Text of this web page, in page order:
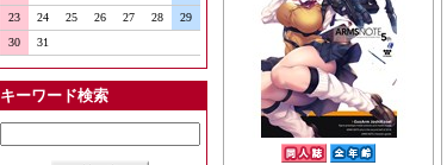
23
24 25 26 27 28
29
30
31
キーワード検索